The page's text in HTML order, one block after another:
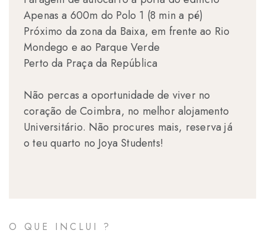
Apenas a 600m do Polo 1 (8 min a pé)
Próximo da zona da Baixa, em frente ao Rio
Mondego e ao Parque Verde
Perto da Praça da República
Não percas a oportunidade de viver no
coração de Coimbra, no melhor alojamento
Universitário. Não procures mais, reserva já
o teu quarto no Joya Students!
O QUE INCLUI ?